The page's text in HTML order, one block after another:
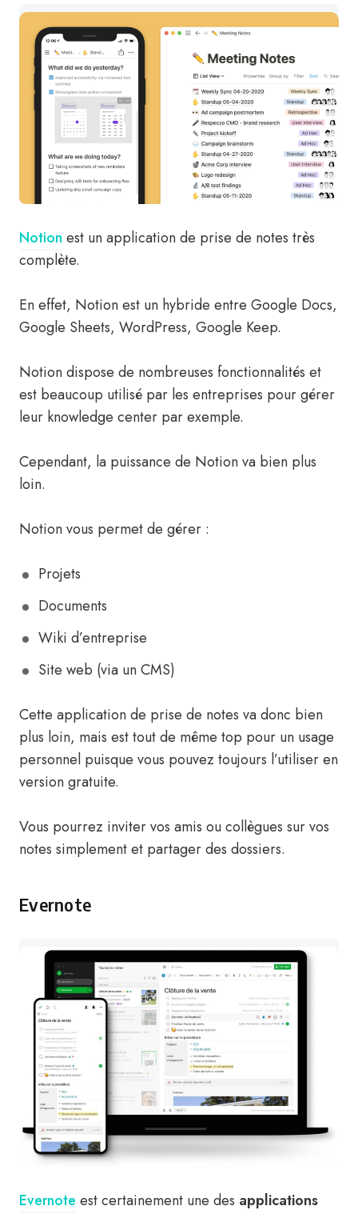
Notion est un application de prise de notes très
complète.
En effet, Notion est un hybride entre Google Docs,
Google Sheets, WordPress, Google Keep.
Notion dispose de nombreuses fonctionnalités et
est beaucoup utilisé par les entreprises pour gérer
leur knowledge center par exemple.
Cependant, la puissance de Notion va bien plus
loin.
Notion vous permet de gérer :
Projets
Documents
Wiki d’entreprise
Site web (via un CMS)
Cette application de prise de notes va donc bien
plus loin, mais est tout de même top pour un usage
personnel puisque vous pouvez toujours l’utiliser en
version gratuite.
Vous pourrez inviter vos amis ou collègues sur vos
notes simplement et partager des dossiers.
Evernote
Evernote est certainement une des applications